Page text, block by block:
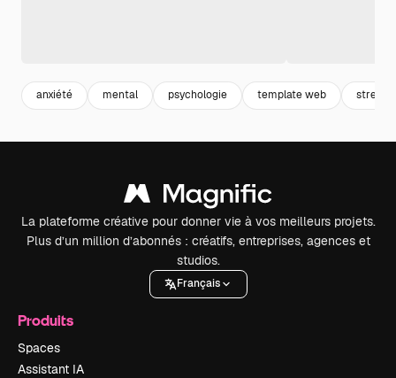
anxiété mental psychologie template web stress
La plateforme créative pour donner vie à vos meilleurs projets.
Plus d’un million d’abonnés : créatifs, entreprises, agences et
studios.
Français
Produits
Spaces
Assistant IA